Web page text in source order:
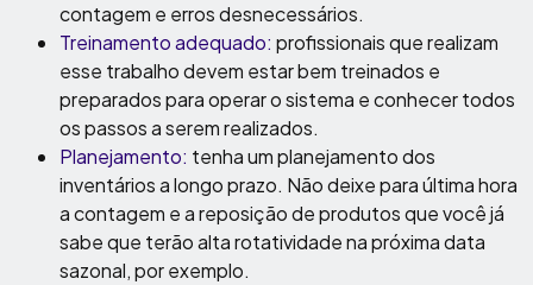
contagem e erros desnecessários.
Treinamento adequado: profissionais que realizam
esse trabalho devem estar bem treinados e
preparados para operar o sistema e conhecer todos
os passos a serem realizados.
Planejamento: tenha um planejamento dos
inventários a longo prazo. Não deixe para última hora
a contagem e a reposição de produtos que você já
sabe que terão alta rotatividade na próxima data
sazonal, por exemplo.